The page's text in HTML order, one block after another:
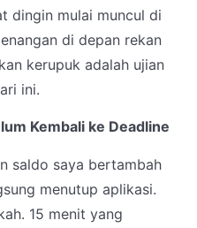
dingin mulai muncul di
di depan rekan
kerupuk adalah ujian
ini.
Kembali ke Deadline
saldo saya bertambah
menutup aplikasi.
15 menit yang